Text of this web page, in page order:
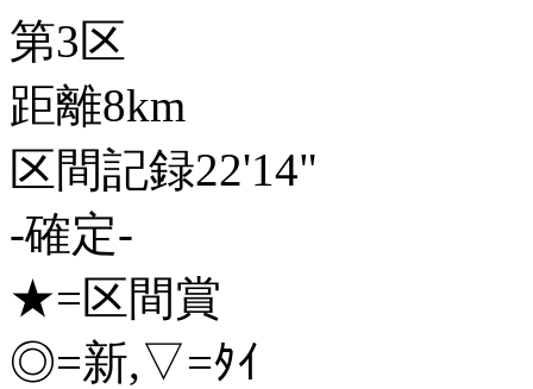
第3区
距離8km
区間記録22'14"
-確定-
★=区間賞
◎=新,▽=ﾀｲ